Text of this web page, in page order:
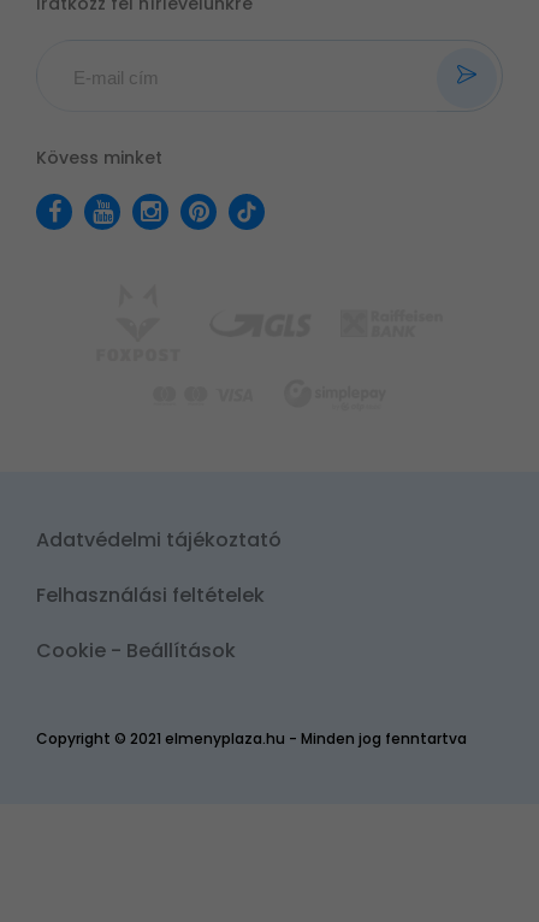
Kövess minket
Copyright © 2021 elmenyplaza.hu - Minden jog fenntartva
Adatvédelmi tájékoztató
Felhasználási feltételek
Cookie - Beállítások